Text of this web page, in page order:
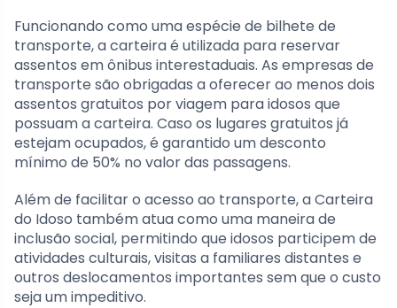
Funcionando como uma espécie de bilhete de
transporte, a carteira é utilizada para reservar
assentos em ônibus interestaduais. As empresas de
transporte são obrigadas a oferecer ao menos dois
assentos gratuitos por viagem para idosos que
possuam a carteira. Caso os lugares gratuitos já
estejam ocupados, é garantido um desconto
mínimo de 50% no valor das passagens.
Além de facilitar o acesso ao transporte, a Carteira
do Idoso também atua como uma maneira de
inclusão social, permitindo que idosos participem de
atividades culturais, visitas a familiares distantes e
outros deslocamentos importantes sem que o custo
seja um impeditivo.